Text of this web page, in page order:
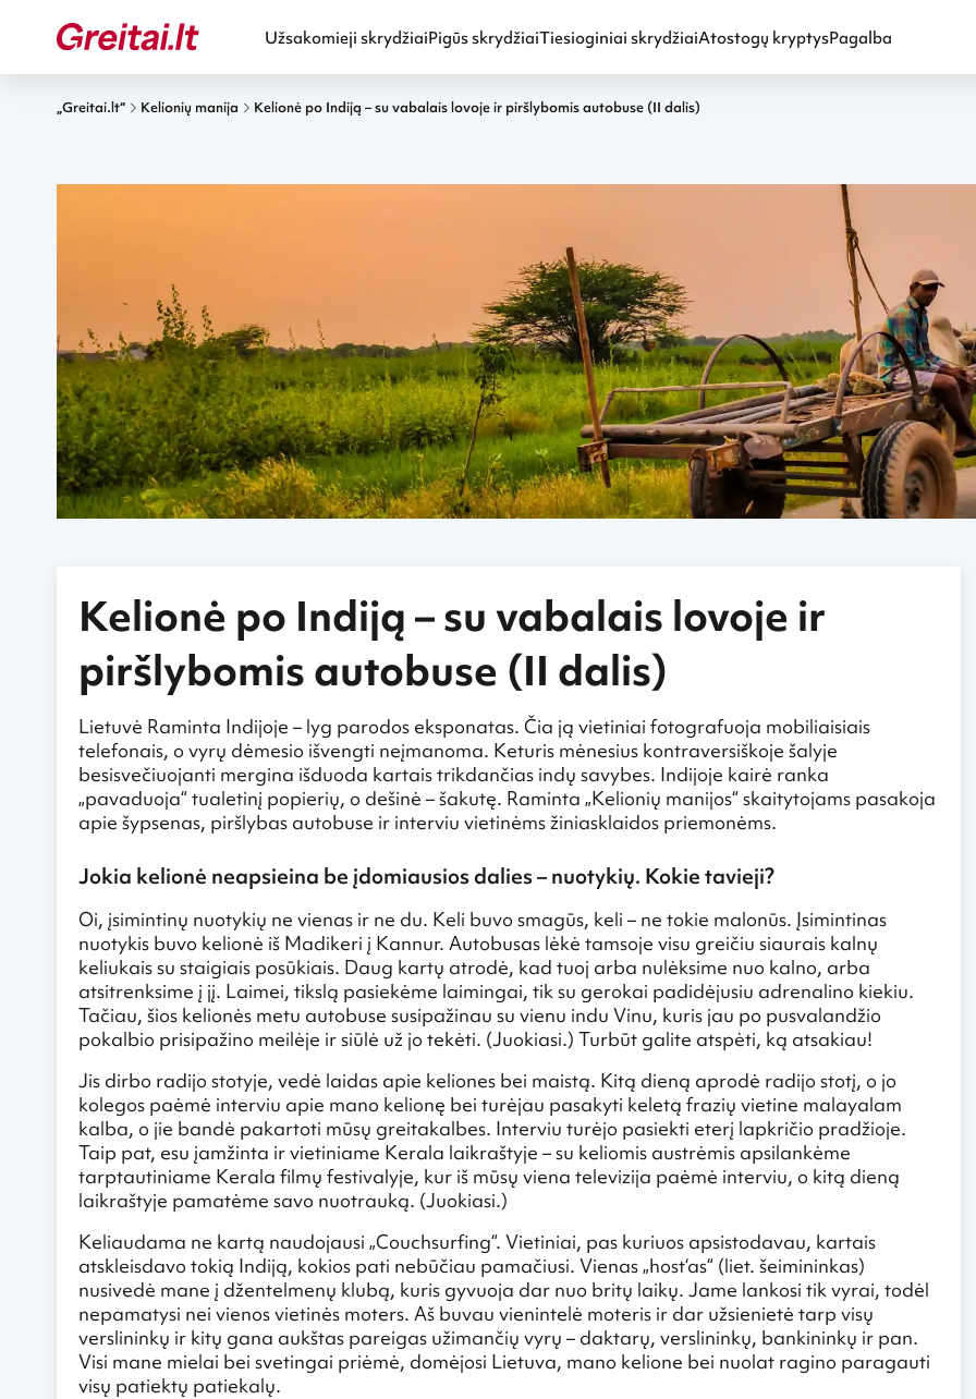
Užsakomieji skrydžiaiPigūs skrydžiaiTiesioginiai skrydžiaiAtostogų kryptysPagalba
„Greitai.lt“ Kelionių manija Kelionė po Indiją – su vabalais lovoje ir piršlybomis autobuse (II dalis)
Kelionė po Indiją – su vabalais lovoje ir
piršlybomis autobuse (II dalis)
Lietuvė Raminta Indijoje – lyg parodos eksponatas. Čia ją vietiniai fotografuoja mobiliaisiais
telefonais, o vyrų dėmesio išvengti neįmanoma. Keturis mėnesius kontraversiškoje šalyje
besisvečiuojanti mergina išduoda kartais trikdančias indų savybes. Indijoje kairė ranka
„pavaduoja“ tualetinį popierių, o dešinė – šakutę. Raminta „Kelionių manijos“ skaitytojams pasakoja
apie šypsenas, piršlybas autobuse ir interviu vietinėms žiniasklaidos priemonėms.
Jokia kelionė neapsieina be įdomiausios dalies – nuotykių. Kokie tavieji?
Oi, įsimintinų nuotykių ne vienas ir ne du. Keli buvo smagūs, keli – ne tokie malonūs. Įsimintinas
nuotykis buvo kelionė iš Madikeri į Kannur. Autobusas lėkė tamsoje visu greičiu siaurais kalnų
keliukais su staigiais posūkiais. Daug kartų atrodė, kad tuoj arba nulėksime nuo kalno, arba
atsitrenksime į jį. Laimei, tikslą pasiekėme laimingai, tik su gerokai padidėjusiu adrenalino kiekiu.
Tačiau, šios kelionės metu autobuse susipažinau su vienu indu Vinu, kuris jau po pusvalandžio
pokalbio prisipažino meilėje ir siūlė už jo tekėti. (Juokiasi.) Turbūt galite atspėti, ką atsakiau!
Jis dirbo radijo stotyje, vedė laidas apie keliones bei maistą. Kitą dieną aprodė radijo stotį, o jo
kolegos paėmė interviu apie mano kelionę bei turėjau pasakyti keletą frazių vietine malayalam
kalba, o jie bandė pakartoti mūsų greitakalbes. Interviu turėjo pasiekti eterį lapkričio pradžioje.
Taip pat, esu įamžinta ir vietiniame Kerala laikraštyje – su keliomis austrėmis apsilankėme
tarptautiniame Kerala filmų festivalyje, kur iš mūsų viena televizija paėmė interviu, o kitą dieną
laikraštyje pamatėme savo nuotrauką. (Juokiasi.)
Keliaudama ne kartą naudojausi „Couchsurfing“. Vietiniai, pas kuriuos apsistodavau, kartais
atskleisdavo tokią Indiją, kokios pati nebūčiau pamačiusi. Vienas „host‘as“ (liet. šeimininkas)
nusivedė mane į džentelmenų klubą, kuris gyvuoja dar nuo britų laikų. Jame lankosi tik vyrai, todėl
nepamatysi nei vienos vietinės moters. Aš buvau vienintelė moteris ir dar užsienietė tarp visų
verslininkų ir kitų gana aukštas pareigas užimančių vyrų – daktarų, verslininkų, bankininkų ir pan.
Visi mane mielai bei svetingai priėmė, domėjosi Lietuva, mano kelione bei nuolat ragino paragauti
visų patiektų patiekalų.